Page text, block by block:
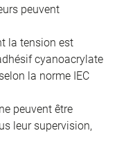
peuvent
la tension est
cyanoacrylate
la norme IEC
peuvent être
leur supervision,